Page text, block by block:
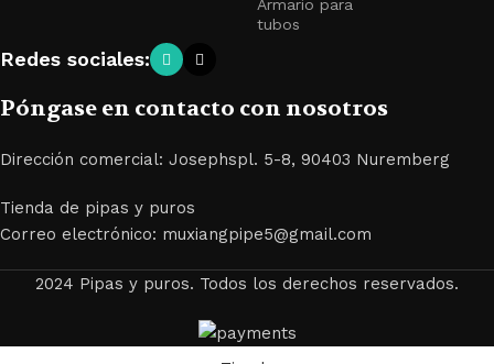
Armario para
tubos
Redes sociales:
Póngase en contacto con nosotros
Dirección comercial: Josephspl. 5-8, 90403 Nuremberg
Tienda de pipas y puros
Correo electrónico: muxiangpipe5@gmail.com
2024 Pipas y puros. Todos los derechos reservados.